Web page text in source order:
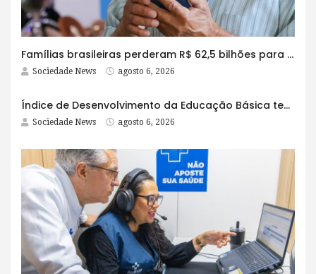
Famílias brasileiras perderam R$ 62,5 bilhões para bets em 2025
Sociedade News agosto 6, 2026
Índice de Desenvolvimento da Educação Básica tem elevação em todas as etapas
Sociedade News agosto 6, 2026